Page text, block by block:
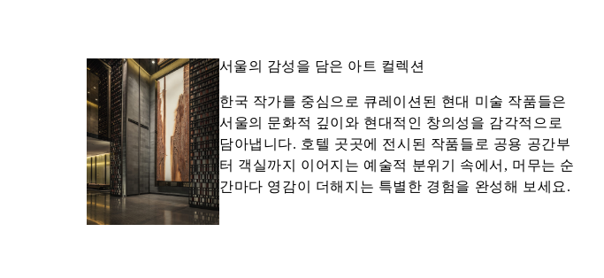
서울의 감성을 담은 아트 컬렉션
한국 작가를 중심으로 큐레이션된 현대 미술 작품들은
서울의 문화적 깊이와 현대적인 창의성을 감각적으로
담아냅니다. 호텔 곳곳에 전시된 작품들로 공용 공간부
터 객실까지 이어지는 예술적 분위기 속에서, 머무는 순
간마다 영감이 더해지는 특별한 경험을 완성해 보세요.